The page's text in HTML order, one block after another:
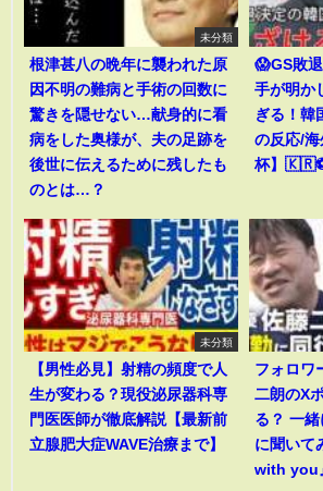
未分類
根津甚八の晩年に襲われた原
因不明の難病と手術の回数に
驚きを隠せない…献身的に看
病をした奥様が、夫の足跡を
後世に伝えるために残したも
のとは…？
😱GS敗
手が明か
ぎる！韓
の反応/
杯】
未分類
【男性必見】射精の頻度で人
生が変わる？現役泌尿器科専
門医医師が徹底解説【最新前
立腺肥大症WAVE治療まで】
フォロワ
二朗のX
る？ 一緒
に聞いて
with you